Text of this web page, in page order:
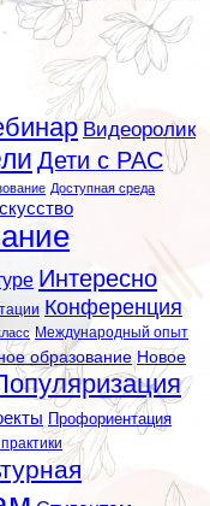
Видеоролик
Дети с РАС
Доступная среда
Интересно
Конференция
Международный опыт
образование Новое
Профориентация